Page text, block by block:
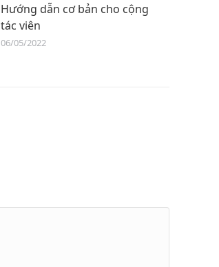
Hướng dẫn cơ bản cho cộng
tác viên
06/05/2022